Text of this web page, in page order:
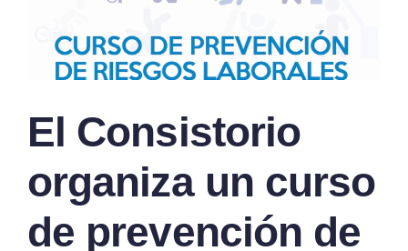
El Consistorio
organiza un curso
de prevención de